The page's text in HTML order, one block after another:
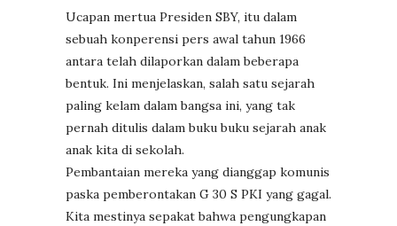
Ucapan mertua Presiden SBY, itu dalam
sebuah konperensi pers awal tahun 1966
antara telah dilaporkan dalam beberapa
bentuk. Ini menjelaskan, salah satu sejarah
paling kelam dalam bangsa ini, yang tak
pernah ditulis dalam buku buku sejarah anak
anak kita di sekolah.
Pembantaian mereka yang dianggap komunis
paska pemberontakan G 30 S PKI yang gagal.
Kita mestinya sepakat bahwa pengungkapan